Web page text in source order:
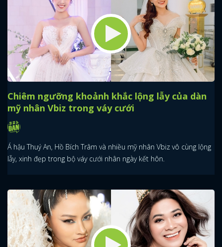
Chiêm ngưỡng khoảnh khắc lộng lẫy của dàn
mỹ nhân Vbiz trong váy cưới
Á hậu Thuý An, Hồ Bích Trâm và nhiều mỹ nhân Vbiz vô cùng lộng
lẫy, xinh đẹp trong bộ váy cưới nhân ngày kết hôn.